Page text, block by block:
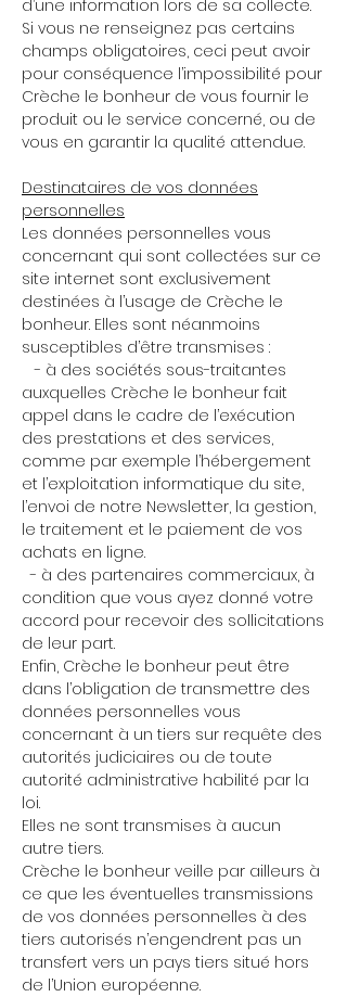
d’une information lors de sa collecte.
Si vous ne renseignez pas certains
champs obligatoires, ceci peut avoir
pour conséquence l’impossibilité pour
Crèche le bonheur de vous fournir le
produit ou le service concerné, ou de
vous en garantir la qualité attendue.
Destinataires de vos données
personnelles
Les données personnelles vous
concernant qui sont collectées sur ce
site internet sont exclusivement
destinées à l’usage de Crèche le
bonheur. Elles sont néanmoins
susceptibles d’être transmises :
- à des sociétés sous-traitantes
auxquelles Crèche le bonheur fait
appel dans le cadre de l’exécution
des prestations et des services,
comme par exemple l’hébergement
et l’exploitation informatique du site,
l’envoi de notre Newsletter, la gestion,
le traitement et le paiement de vos
achats en ligne.
- à des partenaires commerciaux, à
condition que vous ayez donné votre
accord pour recevoir des sollicitations
de leur part.
Enfin, Crèche le bonheur peut être
dans l’obligation de transmettre des
données personnelles vous
concernant à un tiers sur requête des
autorités judiciaires ou de toute
autorité administrative habilité par la
loi.
Elles ne sont transmises à aucun
autre tiers.
Crèche le bonheur veille par ailleurs à
ce que les éventuelles transmissions
de vos données personnelles à des
tiers autorisés n’engendrent pas un
transfert vers un pays tiers situé hors
de l’Union européenne.